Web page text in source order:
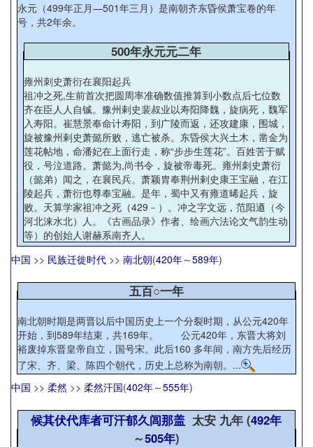
永元（499年正月—501年三月）是南朝齐东昏侯萧宝卷的年
号，共2年余。
500年永元元二年
雍州刺史萧衍在襄阳起兵
祖冲之死,生前首次把圆周率准确数值推算到小数点后七位数
齐在臣人人自铖。豫州剌史裴叔业以寿阳降魏，旋病死，魏军
入寿阳。崔慧景奉命计寿阳，到广陵而返，还攻建康，围城，
旋被豫州剌史萧懿所败，逃亡被杀。东昏侯大兴土木，凿金为
莲花帖地，命潘妃在上面行走，称“步步生莲花”。百姓苦于赋
役，号泣道路。萧懿为,尚书令，旋被帝毒死。雍州刺史萧衍
（懿弟）闻之，在襄民兵。萧颖胄奉荆州剌史康王宝融，在江
陵起兵，萧衍也尊奉宝融。是年，蜀中又有雍道晞起兵，旋
败。天算学家祖冲之死（429－）。冲之字文远，范阳逎（今
河北涞水北）人。《古画品录》作者、绘画六法论文气韵生动
等）的创始人谢赫系南齐人。
中国 >> 民族迁徙时代 >> 南北朝(420年～589年)
五百○一年
南北朝时期是两晋以后中国历史上一个分裂时期，从公元420年
开始，到589年结束，共169年。 公元420年，东晋大将刘
裕废掉东晋皇帝自立，国号宋。此后160 多年间，南方先后经历
了宋、齐、梁、陈四个朝代，历史上总称为南朝。...
中国 >> 柔然 >> 柔然汗国(402年～555年)
候其伏代库者可汗郁久闾那盖 太安 九年 (492年
～505年)